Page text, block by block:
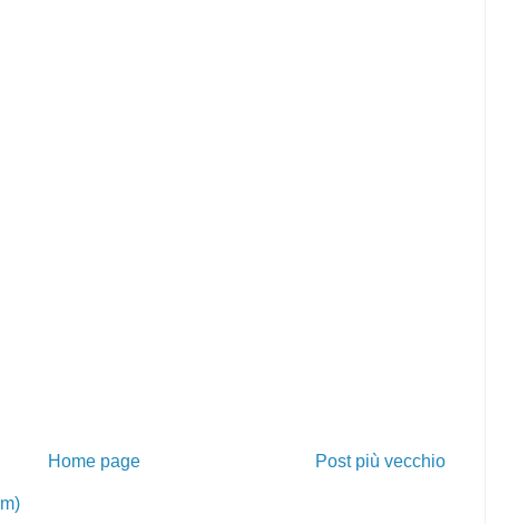
Post più vecchio
Home page